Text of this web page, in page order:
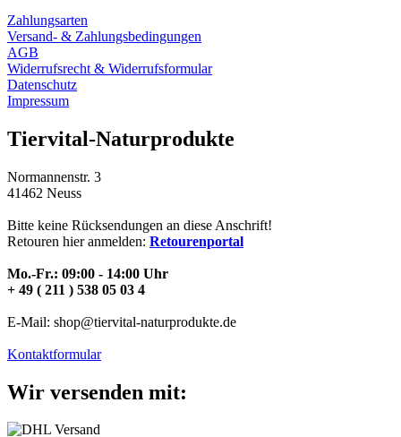
Zahlungsarten
Versand- & Zahlungsbedingungen
AGB
Widerrufsrecht & Widerrufsformular
Datenschutz
Impressum
Tiervital-Naturprodukte
Normannenstr. 3
41462 Neuss
Bitte keine Rücksendungen an diese Anschrift!
Retouren hier anmelden: Retourenportal
Mo.-Fr.: 09:00 - 14:00 Uhr
+ 49 ( 211 ) 538 05 03 4
E-Mail: shop@tiervital-naturprodukte.de
Kontaktformular
Wir versenden mit: